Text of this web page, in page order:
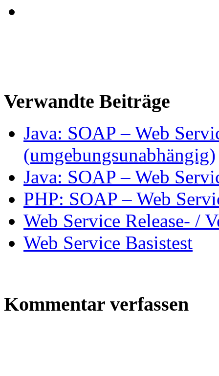
Verwandte Beiträge
Java: SOAP – Web
(umgebungsunabhängig)
Java: SOAP – Web
PHP: SOAP – Web
Web Service Release- /
Web Service Basistest
Kommentar verfassen